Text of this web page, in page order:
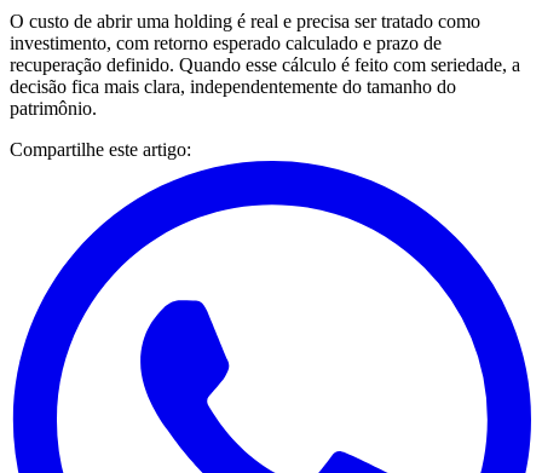
O custo de abrir uma holding é real e precisa ser tratado como
investimento, com retorno esperado calculado e prazo de
recuperação definido. Quando esse cálculo é feito com seriedade, a
decisão fica mais clara, independentemente do tamanho do
patrimônio.
Compartilhe este artigo: